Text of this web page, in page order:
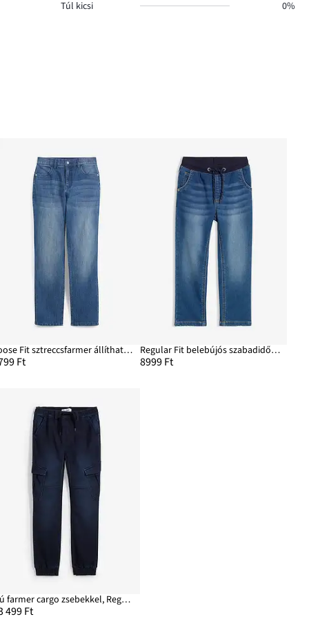
Túl kicsi 0%
Loose Fit sztreccsfarmer állítható derékpánttal, Straight
Ft
Regular Fit belebújós szabadidős farmer, Straight
8999 Ft
Fiú farmer cargo zsebekkel, Regular Fit
499 Ft